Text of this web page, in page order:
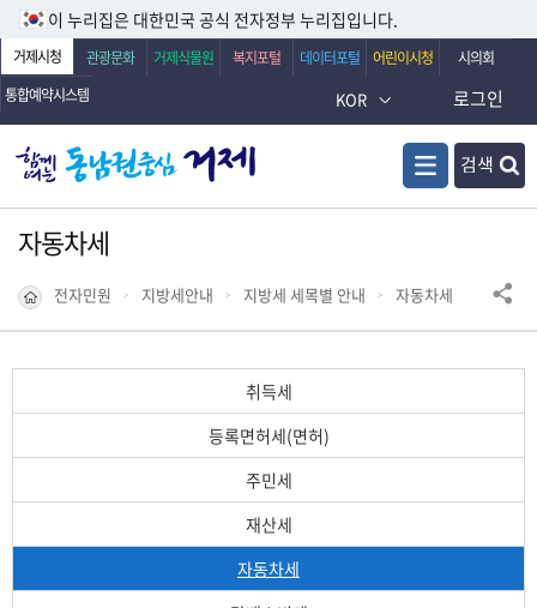
이 누리집은 대한민국 공식 전자정부 누리집입니다.
거제시청 관광문화 거제식물원 복지포털 데이터포털 어린이시청
시의회
통합예약시스템
KOR
검색
로그인
자동차세
전자민원 지방세안내 지방세 세목별 안내 자동차세
취득세
등록면허세(면허)
주민세
재산세
자동차세